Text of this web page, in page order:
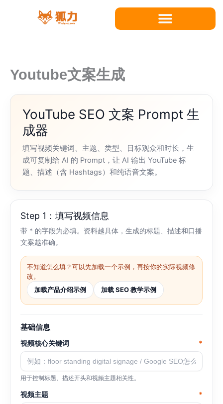
Youtube文案生成
YouTube SEO 文案 Prompt 生
成器
填写视频关键词、主题、类型、目标观众和时长，生
成可复制给 AI 的 Prompt，让 AI 输出 YouTube 标
题、描述（含 Hashtags）和纯语音文案。
Step 1：填写视频信息
带 * 的字段为必填。资料越具体，生成的标题、描述和口播
文案越准确。
不知道怎么填？可以先加载一个示例，再按你的实际视频修
改。
加载产品介绍示例
加载 SEO 教学示例
基础信息
视频核心关键词 *
用于控制标题、描述开头和视频主题相关性。
视频主题 *